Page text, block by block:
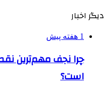
دیگر اخبار
1 هفته پیش
چرا نجف مهم‌ترین
است؟